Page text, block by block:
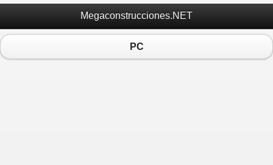
Megaconstrucciones.NET
PC